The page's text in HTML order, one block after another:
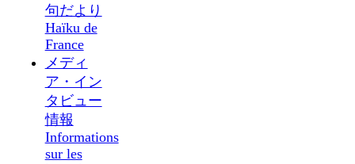
句だより
Haïku de
France
メディ
ア・イン
タビュー
情報
Informations
sur les